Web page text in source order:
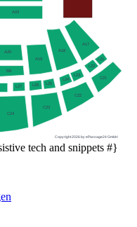
A20
B8
A19
A18
A17
L27 L26 L25
L24
L23
L22
L21
C24
C23
C22
C21
A03
Copyright 2026 by ePassage24 GmbH
tech and snippets #}